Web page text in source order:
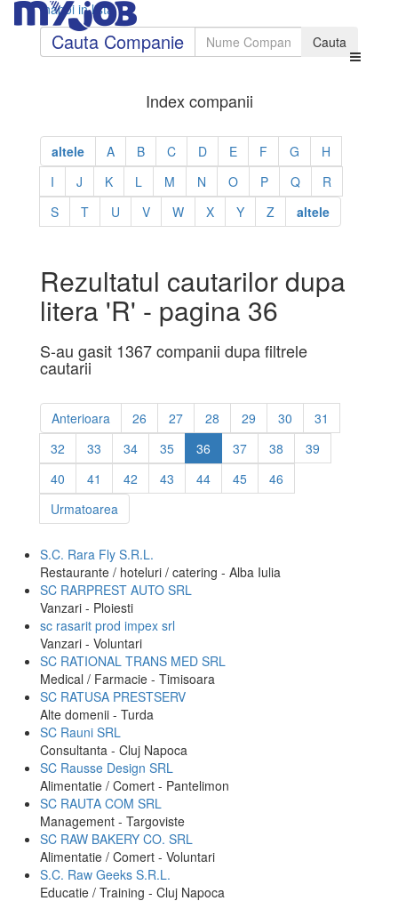
Inapoi in lista
Cauta Companie
Index companii
altele A B C D E F G
H
I
J K L M N O P Q
R
S
T U V W X Y Z altele
Rezultatul cautarilor dupa
litera 'R' - pagina 36
S-au gasit 1367 companii dupa filtrele
cautarii
Anterioara 26 27 28 29 30
31
32
33 34 35 36 37 38
39
40
41 42 43 44 45
46
Urmatoarea
S.C. Rara Fly S.R.L.
Restaurante / hoteluri / catering - Alba Iulia
SC RARPREST AUTO SRL
Vanzari - Ploiesti
sc rasarit prod impex srl
Vanzari - Voluntari
SC RATIONAL TRANS MED SRL
Medical / Farmacie - Timisoara
SC RATUSA PRESTSERV
Alte domenii - Turda
SC Rauni SRL
Consultanta - Cluj Napoca
SC Rausse Design SRL
Alimentatie / Comert - Pantelimon
SC RAUTA COM SRL
Management - Targoviste
SC RAW BAKERY CO. SRL
Alimentatie / Comert - Voluntari
S.C. Raw Geeks S.R.L.
Educatie / Training - Cluj Napoca